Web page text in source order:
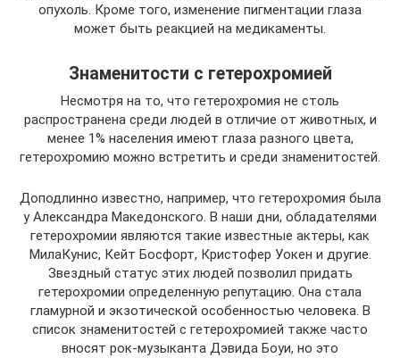
опухоль. Кроме того, изменение пигментации глаза
может быть реакцией на медикаменты.
Знаменитости с гетерохромией
Несмотря на то, что гетерохромия не столь
распространена среди людей в отличие от животных, и
менее 1% населения имеют глаза разного цвета,
гетерохромию можно встретить и среди знаменитостей.
Доподлинно известно, например, что гетерохромия была
у Александра Македонского. В наши дни, обладателями
гетерохромии являются такие известные актеры, как
МилаКунис, Кейт Босфорт, Кристофер Уокен и другие.
Звездный статус этих людей позволил придать
гетерохромии определенную репутацию. Она стала
гламурной и экзотической особенностью человека. В
список знаменитостей с гетерохромией также часто
вносят рок-музыканта Дэвида Боуи, но это